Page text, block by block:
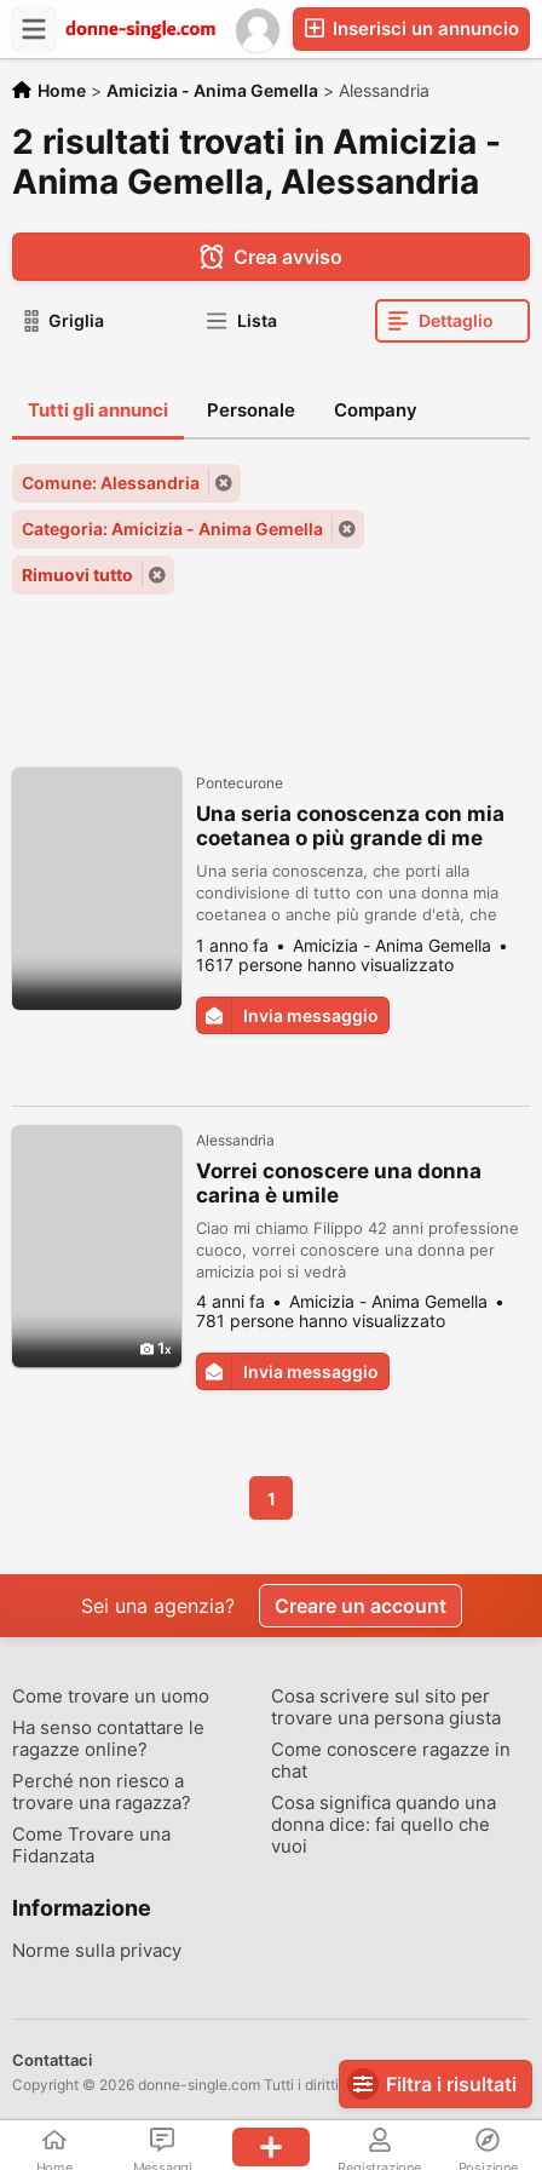
Inserisci un annuncio
Home > Amicizia - Anima Gemella > Alessandria
2 risultati trovati in Amicizia -
Anima Gemella, Alessandria
Filtra i risultati
Crea avviso
Griglia Lista Dettaglio
Tutti gli annunci Personale Company
Comune: Alessandria
Categoria: Amicizia - Anima Gemella
Rimuovi tutto
Pontecurone
Una seria conoscenza con mia
coetanea o più grande di me
Una seria conoscenza, che porti alla
condivisione di tutto con una donna mia
coetanea o anche più grande d'età, che
abbia voglia di iniziare una conoscenza con
me, 31 anni. Per me l'età non ha
importanza, se c'è la condizione che possa
venire a crearsi un rapporto davvero
importante tra di noi, nemmeno altre
1 anno fa
Amicizia - Anima Gemella
1617 persone hanno visualizzato
Invia messaggio
1
Alessandria
Vorrei conoscere una donna
carina è umile
Ciao mi chiamo Filippo 42 anni professione
cuoco, vorrei conoscere una donna per
amicizia poi si vedrà
4 anni fa
Amicizia - Anima Gemella
781 persone hanno visualizzato
Invia messaggio
1
Sei una agenzia? Creare un account
Come trovare un uomo
Ha senso contattare le
ragazze online?
Perché non riesco a
trovare una ragazza?
Come Trovare una
Fidanzata
Cosa scrivere sul sito per
trovare una persona giusta
Come conoscere ragazze in
chat
Cosa significa quando una
donna dice: fai quello che
vuoi
Informazione
Norme sulla privacy
Contattaci
Copyright © 2026 donne-single.com Tutti i diritti riservati.